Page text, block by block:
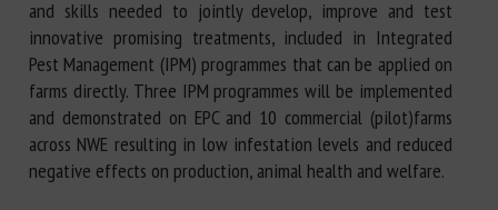
and skills needed to jointly develop, improve and test
innovative promising treatments, included in Integrated
Pest Management (IPM) programmes that can be applied on
farms directly. Three IPM programmes will be implemented
and demonstrated on EPC and 10 commercial (pilot)farms
across NWE resulting in low infestation levels and reduced
negative effects on production, animal health and welfare.